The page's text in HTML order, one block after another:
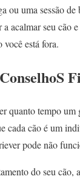
ou uma sessão de
acalmar seu cão
você está fora.
quanto tempo
cada cão é um
pode não
do seu cão,